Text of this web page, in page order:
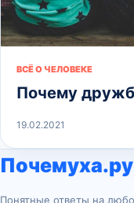
ВСЁ О ЧЕЛОВЕКЕ
Почему
19.02.2021
Почемуха.ру
Понятные ответы на